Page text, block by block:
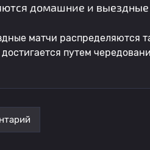
домашние и
матчи распределяются
путем